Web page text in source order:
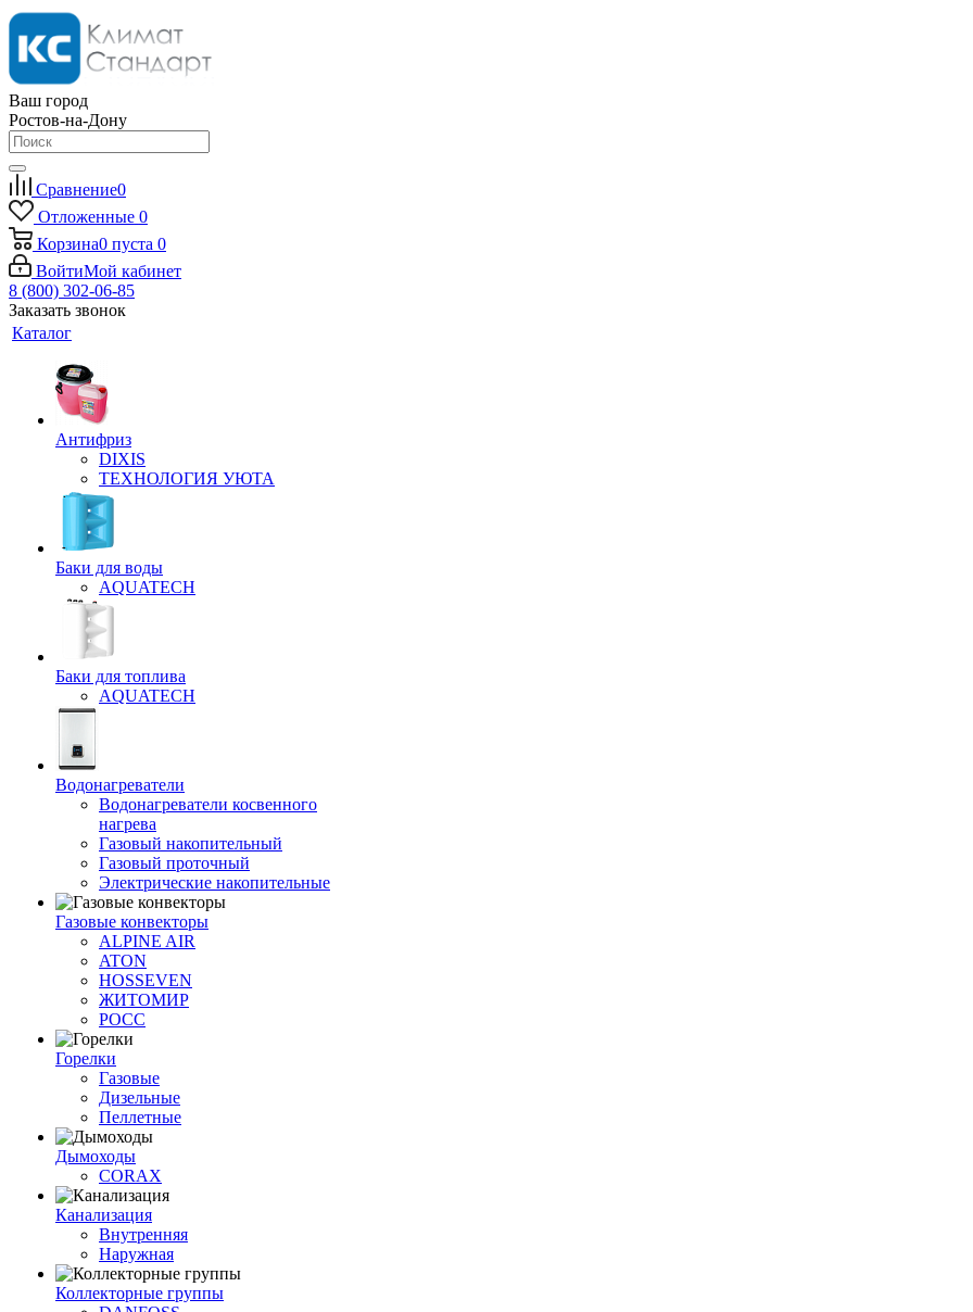
Ваш город
Ростов-на-Дону
Сравнение0
Отложенные 0
Корзина0 пуста 0
ВойтиМой кабинет
8 (800) 302-06-85
Заказать звонок
Каталог
Антифриз
DIXIS
ТЕХНОЛОГИЯ УЮТА
Баки для воды
AQUATECH
Баки для топлива
AQUATECH
Водонагреватели
Водонагреватели косвенного
нагрева
Газовый накопительный
Газовый проточный
Электрические накопительные
Газовые конвекторы
ALPINE AIR
ATON
HOSSEVEN
ЖИТОМИР
РОСС
Горелки
Газовые
Дизельные
Пеллетные
Дымоходы
CORAX
Канализация
Внутренняя
Наружная
Коллекторные группы